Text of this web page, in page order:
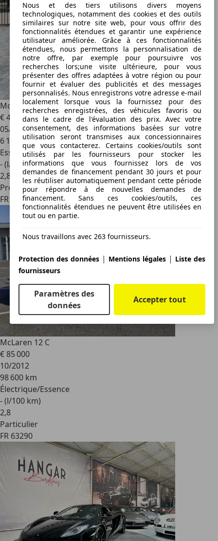
McLaren 765LT Coupe- 1st hand, 6 150 km, PPF, great spec
€ 434 900
05/2021
6 150 km
Essence
- (l/100 km)
2,8
Professionnel
FR 75007
McLaren 12 C
€ 85 000
10/2012
98 600 km
Électrique/Essence
- (l/100 km)
2,8
Particulier
FR 63290
Nous et des tiers utilisons divers moyens
technologiques, notamment des cookies et des outils
similaires sur notre site web, pour vous offrir des
fonctionnalités étendues et garantir une expérience
utilisateur améliorée. Grâce à ces fonctionnalités
étendues, nous permettons la personnalisation de
notre offre, par exemple pour poursuivre vos
recherches lors;une visite ultérieure, pour vous
présenter des offres adaptées à votre région ou pour
fournir et évaluer des publicités et des messages
personnalisés. Nous enregistrons votre adresse e-mail
localement lorsque vous la fournissez pour des
recherches enregistrées, des véhicules favoris ou
dans le cadre de l'évaluation des prix. Avec votre
consentement, des informations basées sur votre
utilisation seront transmises aux concessionnaires
que vous contacterez. Certains cookies/outils sont
utilisés par les fournisseurs pour stocker les
informations que vous fournissez lors de vos
demandes de financement pendant 30 jours et pour
les réutiliser automatiquement pendant cette période
pour répondre à de nouvelles demandes de
financement. Sans ces cookies/outils, ces
fonctionnalités étendues ne peuvent être utilisées en
tout ou en partie.
Nous travaillons avec 263 fournisseurs.
Protection des données | Mentions légales | Liste des
fournisseurs
Paramètres des
données
Accepter tout